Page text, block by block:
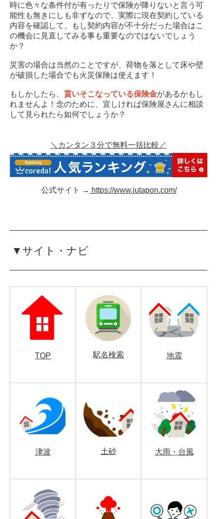
時に色々な条件付が有ったりで保険が降りないと言う可
能性も無きにしも非ずなので、実際に現在契約している
内容を確認して、もし契約内容が不十分だった場合はこ
の機会に見直してみる事も重要なのではないでしょう
か？
災害の場合は当然のことですが、荷物を落として床や壁
が破損した場合でも火災保険は使えます！
もしかしたら、 貰いそこなっている保険金があるかもし
れませんよ！念のために、宜しければ保険屋さんに相談
して見られたら如何でしょうか？
＼カンタン３分で無料一括比較／
公式サイト → https://www.jutapon.com/
▼サイト・ナビ
TOP 駅名検索 地震
津波 土砂 大雨・台風